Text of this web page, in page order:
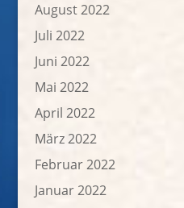
August 2022
Juli 2022
Juni 2022
Mai 2022
April 2022
März 2022
Februar 2022
Januar 2022